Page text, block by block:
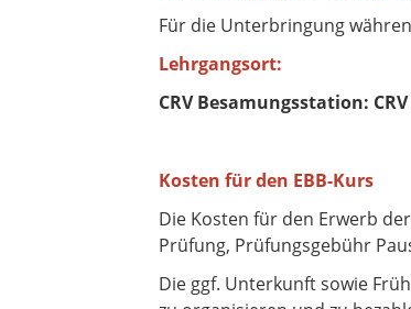
Für die Unterbringung
Lehrgangsort:
CRV Besamungsstation:
Kosten für den EBB-Kurs
Die Kosten für den Erwerb der
Prüfung, Prüfungsgebühr
Die ggf. Unterkunft sowie